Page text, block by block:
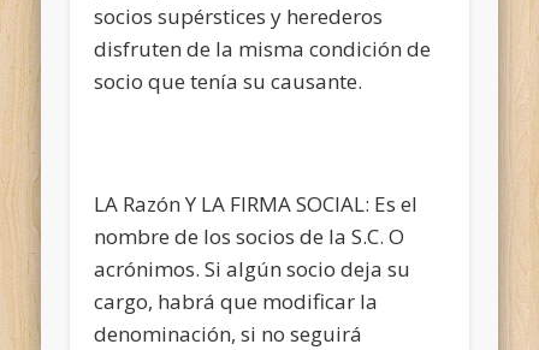
socios supérstices y herederos
disfruten de la misma condición de
socio que tenía su causante.
LA Razón Y LA FIRMA SOCIAL: Es el
nombre de los socios de la S.C. O
acrónimos. Si algún socio deja su
cargo, habrá que modificar la
denominación, si no seguirá